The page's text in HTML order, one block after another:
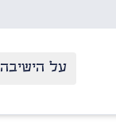
על הישיבה